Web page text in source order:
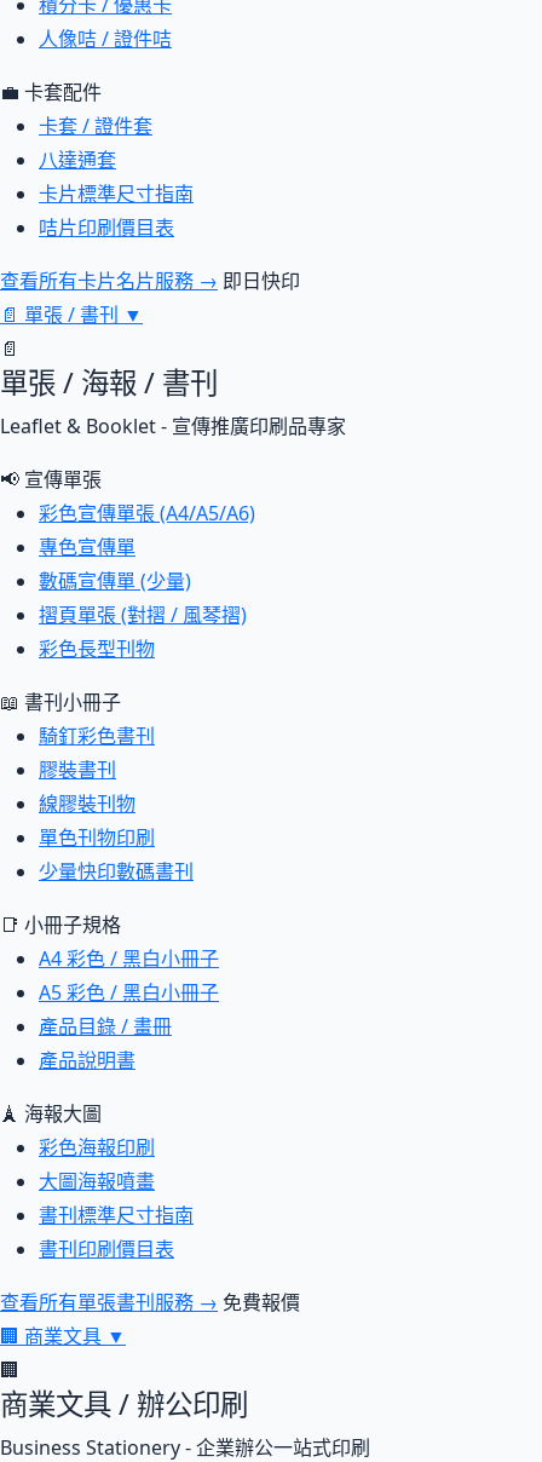
人像咭 / 證件咭
💼 卡套配件
卡套 / 證件套
八達通套
卡片標準尺寸指南
咭片印刷價目表
查看所有卡片名片服務 → 即日快印
📄 單張 / 書刊 ▼
📄
單張 / 海報 / 書刊
Leaflet & Booklet - 宣傳推廣印刷品專家
📢 宣傳單張
彩色宣傳單張 (A4/A5/A6)
專色宣傳單
數碼宣傳單 (少量)
摺頁單張 (對摺 / 風琴摺)
彩色長型刊物
📖 書刊小冊子
騎釘彩色書刊
膠裝書刊
線膠裝刊物
單色刊物印刷
少量快印數碼書刊
📑 小冊子規格
A4 彩色 / 黑白小冊子
A5 彩色 / 黑白小冊子
產品目錄 / 畫冊
產品說明書
🗼 海報大圖
彩色海報印刷
大圖海報噴畫
書刊標準尺寸指南
書刊印刷價目表
查看所有單張書刊服務 → 免費報價
🏢 商業文具 ▼
🏢
商業文具 / 辦公印刷
Business Stationery - 企業辦公一站式印刷